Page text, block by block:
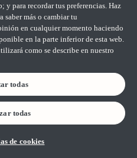
y para recordar tus preferencias. Haz
saber más o cambiar tu
en cualquier momento haciendo
en la parte inferior de esta web.
como se describe en nuestro
todas
todas
de cookies